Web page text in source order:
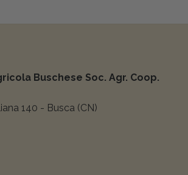
Buschese Soc. Agr. Coop.
140 - Busca (CN)